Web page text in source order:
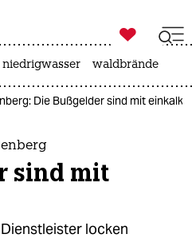
ich

taz zahl ich
niedrigwasser waldbrände
Die Bußgelder sind mit
sind mit
locken